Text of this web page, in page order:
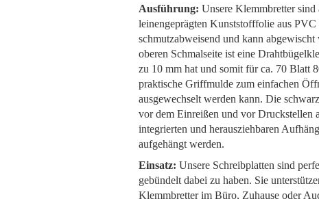
Ausführung: Unsere Klemmbretter
leinengeprägten Kunststofffolie aus
schmutzabweisend und kann
oberen Schmalseite ist eine
zu 10 mm hat und somit für ca. 70 Blatt
praktische Griffmulde zum einfachen
ausgewechselt werden kann. Die
vor dem Einreißen und vor Druckstellen
integrierten und herausziehbaren
aufgehängt werden.
Einsatz: Unsere Schreibplatten sind
gebündelt dabei zu haben. Sie
Klemmbretter im Büro, Zuhause oder